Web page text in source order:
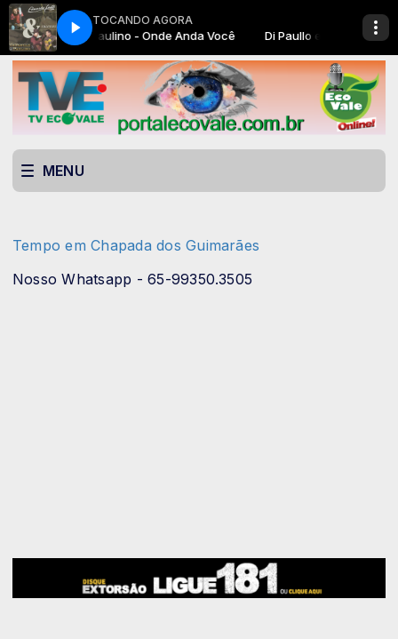
MPB GOURMET com ECOVALE AUTO DJ MPB GOURMET com
TOCANDO AGORA
Di Paullo e Paulino - Onde Anda Você Di Paullo e Paulino - Onde
MENU
Tempo em Chapada dos Guimarães
Nosso Whatsapp - 65-99350.3505